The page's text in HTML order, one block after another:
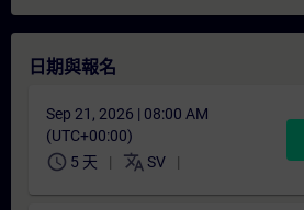
日期與報名
Sep 21, 2026 | 08:00 AM
(UTC+00:00)
schedule 5 天 translate SV